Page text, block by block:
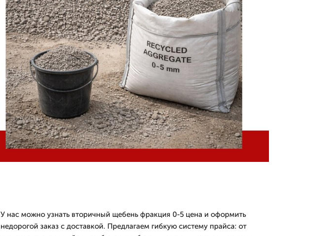
У нас можно узнать вторичный щебень фракция 0-5 цена и оформить
недорогой заказ с доставкой. Предлагаем гибкую систему прайса: от